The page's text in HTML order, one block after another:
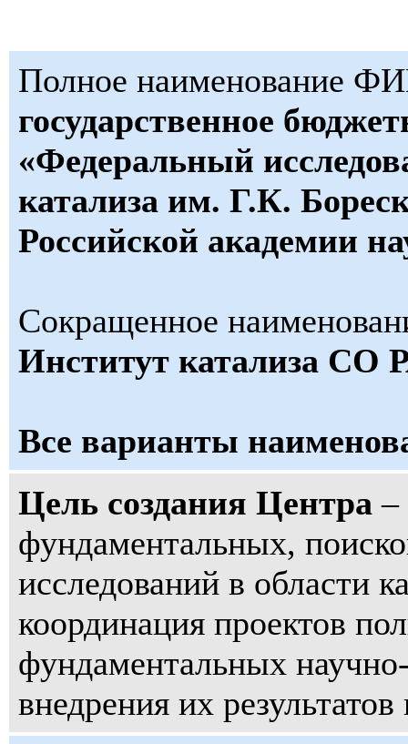
Полное наименование
государственное
«Федеральный
катализа им. Г.К.
Российской академии
Сокращенное
Институт катализа СО
Все варианты
Цель создания Центра –
фундаментальных,
исследований в области
координация проектов
фундаментальных
внедрения их